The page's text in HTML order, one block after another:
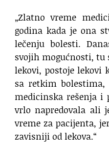
„Zlatno vreme
godina kada je ona
lečenju bolesti.
svojih mogućnosti,
lekovi, postoje lekovi
sa retkim bolestima,
medicinska rešenja i
vrlo napredovala ali
vreme za pacijenta,
zavisniji od lekova.“